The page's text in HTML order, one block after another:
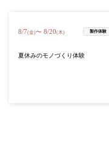
8/7(金)〜 8/20(木) 製作体験
夏休みのモノづくり体験